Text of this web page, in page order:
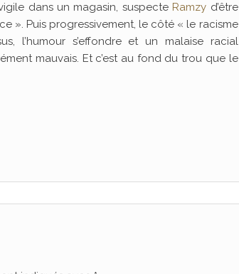
dans un magasin, suspecte Ramzy d’être
». Puis progressivement, le côté « le racisme
l’humour s’effondre et un malaise racial
mauvais. Et c’est au fond du trou que le